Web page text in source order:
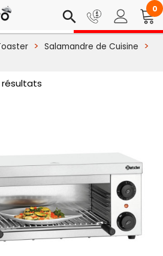
search 0
Salamandre de Cuisine
résultats